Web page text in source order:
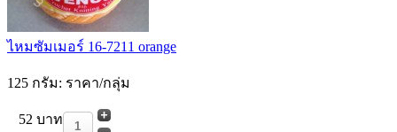
ไหมซัมเมอร์ 16-7211 orange
125 กรัม: ราคา/กลุ่ม
52 บาท